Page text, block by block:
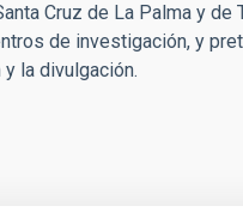
Cruz de La Palma y de
de investigación, y
la divulgación.